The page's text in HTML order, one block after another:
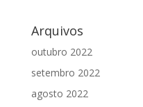
Arquivos
outubro 2022
setembro 2022
agosto 2022